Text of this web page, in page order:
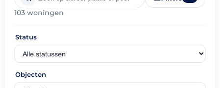
103 woningen
Status
Objecten